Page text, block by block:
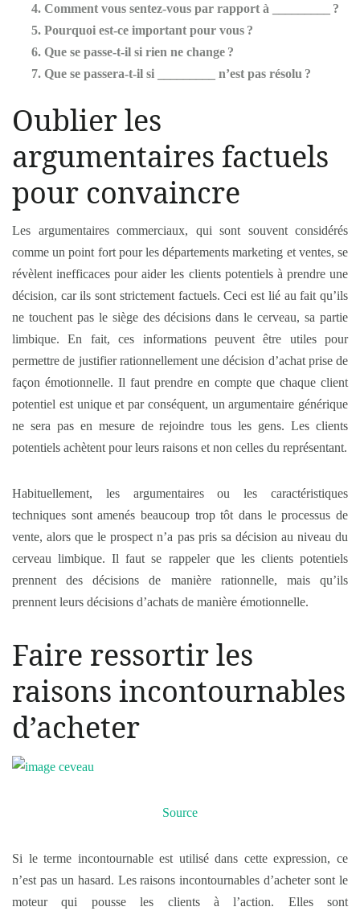
Comment vous sentez-vous par rapport à _________ ?
Pourquoi est-ce important pour vous ?
Que se passe-t-il si rien ne change ?
Que se passera-t-il si _________ n’est pas résolu ?
Oublier les
argumentaires factuels
pour convaincre
Les argumentaires commerciaux, qui sont souvent considérés
comme un point fort pour les départements marketing et ventes, se
révèlent inefficaces pour aider les clients potentiels à prendre une
décision, car ils sont strictement factuels. Ceci est lié au fait qu’ils
ne touchent pas le siège des décisions dans le cerveau, sa partie
limbique. En fait, ces informations peuvent être utiles pour
permettre de justifier rationnellement une décision d’achat prise de
façon émotionnelle. Il faut prendre en compte que chaque client
potentiel est unique et par conséquent, un argumentaire générique
ne sera pas en mesure de rejoindre tous les gens. Les clients
potentiels achètent pour leurs raisons et non celles du représentant.
Habituellement, les argumentaires ou les caractéristiques
techniques sont amenés beaucoup trop tôt dans le processus de
vente, alors que le prospect n’a pas pris sa décision au niveau du
cerveau limbique. Il faut se rappeler que les clients potentiels
prennent des décisions de manière rationnelle, mais qu’ils
prennent leurs décisions d’achats de manière émotionnelle.
Faire ressortir les
raisons incontournables
d’acheter
Source
Si le terme incontournable est utilisé dans cette expression, ce
n’est pas un hasard. Les raisons incontournables d’acheter sont le
moteur qui pousse les clients à l’action. Elles sont